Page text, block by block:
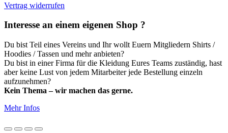
Vertrag widerrufen
Interesse an einem eigenen Shop ?
Du bist Teil eines Vereins und Ihr wollt Euern Mitgliedern Shirts /
Hoodies / Tassen und mehr anbieten?
Du bist in einer Firma für die Kleidung Eures Teams zuständig, hast
aber keine Lust von jedem Mitarbeiter jede Bestellung einzeln
aufzunehmen?
Kein Thema – wir machen das gerne.
Mehr Infos